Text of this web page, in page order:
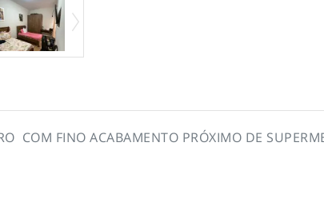
COM FINO ACABAMENTO PRÓXIMO DE